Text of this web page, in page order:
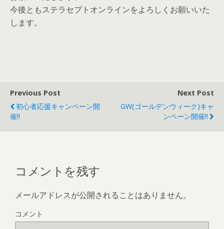
今後ともステラセプトオンラインをよろしくお願いいた
します。
Previous Post
初心者応援キャンペーン開
催!!
Next Post
GW(ゴールデンウィーク)キャ
ンペーン開催!!
コメントを残す
メールアドレスが公開されることはありません。
コメント